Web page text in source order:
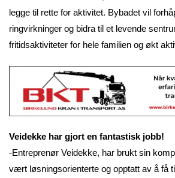
legge til rette for aktivitet. Bybadet vil
ringvirkninger og bidra til et levende
fritidsaktiviteter for hele familien og økt
Veidekke har gjort en fantastisk jobb!
-Entreprenør Veidekke, har brukt sin
vært løsningsorienterte og opptatt av å få